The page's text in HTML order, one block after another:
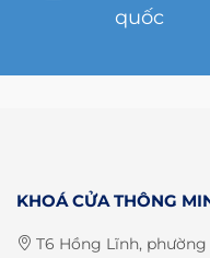
quốc
KHOÁ CỬA THÔNG
T6 Hồng Lĩnh, phường